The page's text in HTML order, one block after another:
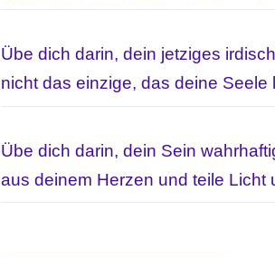
Übe dich darin, dein jetziges
nicht das einzige, das deine Seele
Übe dich darin, dein Sein
aus deinem Herzen und teile Licht